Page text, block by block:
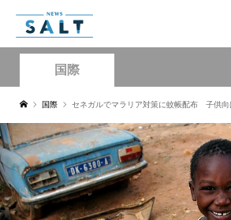
国際
国際 セネガルでマラリア対策に蚊帳配布 子供向